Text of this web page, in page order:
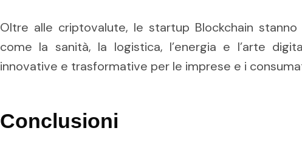
Oltre alle criptovalute, le startup Blockchain
come la sanità, la logistica, l’energia e l’arte
innovative e trasformative per le imprese e i
Conclusioni